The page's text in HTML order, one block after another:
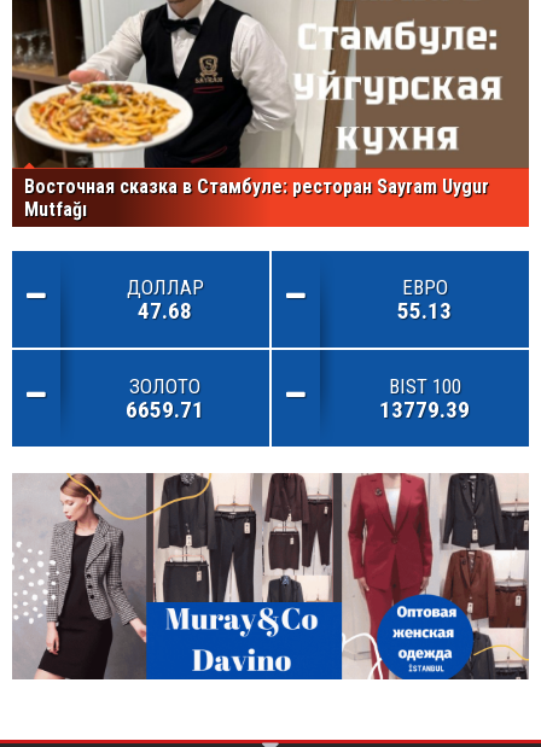
Восточная сказка в Стамбуле: ресторан Sayram Uygur
Mutfağı
ДОЛЛАР
47.68
ЕВРО
55.13
ЗОЛОТО
6659.71
BIST 100
13779.39